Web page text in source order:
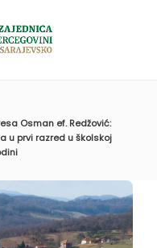
Osman ef. Redžović:
u prvi razred u školskoj